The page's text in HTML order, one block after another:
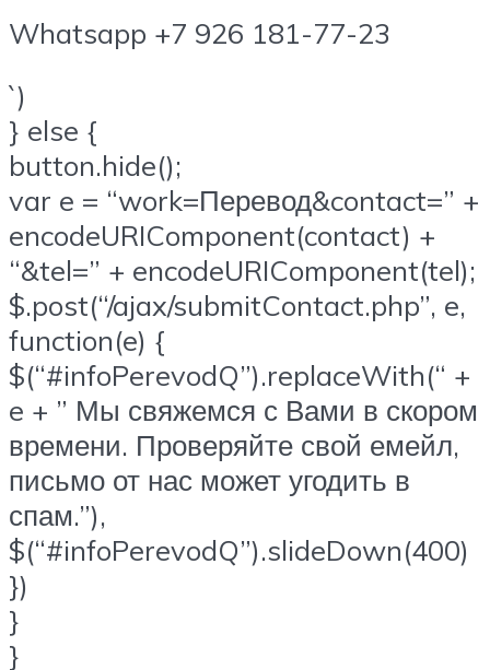
Whatsapp +7 926 181-77-23
`)
} else {
button.hide();
var e = “work=Перевод&contact=” +
encodeURIComponent(contact) +
“&tel=” + encodeURIComponent(tel);
$.post(“/ajax/submitContact.php”, e,
function(e) {
$(“#infoPerevodQ”).replaceWith(“ +
e + ” Мы свяжемся с Вами в скором
времени. Проверяйте свой емейл,
письмо от нас может угодить в
спам.”),
$(“#infoPerevodQ”).slideDown(400)
})
}
}